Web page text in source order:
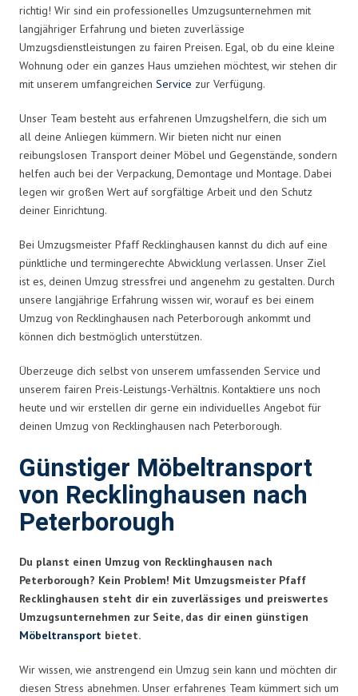
richtig! Wir sind ein professionelles Umzugsunternehmen mit
langjähriger Erfahrung und bieten zuverlässige
Umzugsdienstleistungen zu fairen Preisen. Egal, ob du eine kleine
Wohnung oder ein ganzes Haus umziehen möchtest, wir stehen dir
mit unserem umfangreichen Service zur Verfügung.
Unser Team besteht aus erfahrenen Umzugshelfern, die sich um
all deine Anliegen kümmern. Wir bieten nicht nur einen
reibungslosen Transport deiner Möbel und Gegenstände, sondern
helfen auch bei der Verpackung, Demontage und Montage. Dabei
legen wir großen Wert auf sorgfältige Arbeit und den Schutz
deiner Einrichtung.
Bei Umzugsmeister Pfaff Recklinghausen kannst du dich auf eine
pünktliche und termingerechte Abwicklung verlassen. Unser Ziel
ist es, deinen Umzug stressfrei und angenehm zu gestalten. Durch
unsere langjährige Erfahrung wissen wir, worauf es bei einem
Umzug von Recklinghausen nach Peterborough ankommt und
können dich bestmöglich unterstützen.
Überzeuge dich selbst von unserem umfassenden Service und
unserem fairen Preis-Leistungs-Verhältnis. Kontaktiere uns noch
heute und wir erstellen dir gerne ein individuelles Angebot für
deinen Umzug von Recklinghausen nach Peterborough.
Günstiger Möbeltransport
von Recklinghausen nach
Peterborough
Du planst einen Umzug von Recklinghausen nach
Peterborough? Kein Problem! Mit Umzugsmeister Pfaff
Recklinghausen steht dir ein zuverlässiges und preiswertes
Umzugsunternehmen zur Seite, das dir einen günstigen
Möbeltransport bietet.
Wir wissen, wie anstrengend ein Umzug sein kann und möchten dir
diesen Stress abnehmen. Unser erfahrenes Team kümmert sich um